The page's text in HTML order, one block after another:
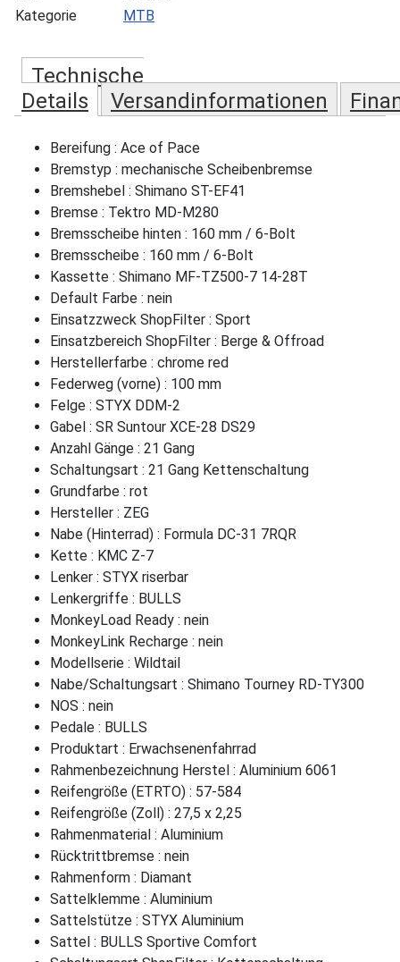
Kategorie
MTB
Technische
Details
Versandinformationen
Bereifung : Ace of Pace
Bremstyp : mechanische Scheibenbremse
Bremshebel : Shimano ST-EF41
Bremse : Tektro MD-M280
Bremsscheibe hinten : 160 mm / 6-Bolt
Bremsscheibe : 160 mm / 6-Bolt
Kassette : Shimano MF-TZ500-7 14-28T
Default Farbe : nein
Einsatzzweck ShopFilter : Sport
Einsatzbereich ShopFilter : Berge & Offroad
Herstellerfarbe : chrome red
Federweg (vorne) : 100 mm
Felge : STYX DDM-2
Gabel : SR Suntour XCE-28 DS29
Anzahl Gänge : 21 Gang
Schaltungsart : 21 Gang Kettenschaltung
Grundfarbe : rot
Hersteller : ZEG
Nabe (Hinterrad) : Formula DC-31 7RQR
Kette : KMC Z-7
Lenker : STYX riserbar
Lenkergriffe : BULLS
MonkeyLoad Ready : nein
MonkeyLink Recharge : nein
Modellserie : Wildtail
Nabe/Schaltungsart : Shimano Tourney RD-TY300
NOS : nein
Pedale : BULLS
Produktart : Erwachsenenfahrrad
Rahmenbezeichnung Herstel : Aluminium 6061
Reifengröße (ETRTO) : 57-584
Reifengröße (Zoll) : 27,5 x 2,25
Rahmenmaterial : Aluminium
Rücktrittbremse : nein
Rahmenform : Diamant
Sattelklemme : Aluminium
Sattelstütze : STYX Aluminium
Sattel : BULLS Sportive Comfort